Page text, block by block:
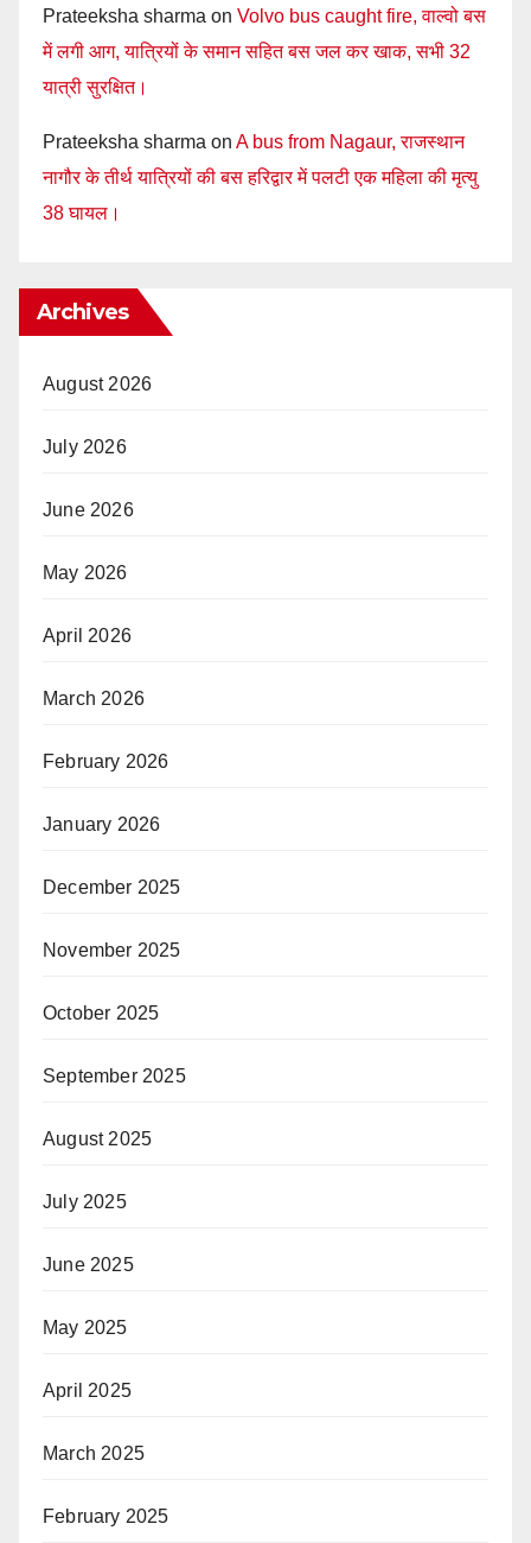
Prateeksha sharma on Volvo bus caught fire, वाल्वो बस
में लगी आग, यात्रियों के समान सहित बस जल कर खाक, सभी 32
यात्री सुरक्षित।
Prateeksha sharma on A bus from Nagaur, राजस्थान
नागौर के तीर्थ यात्रियों की बस हरिद्वार में पलटी एक महिला की मृत्यु
38 घायल।
Archives
August 2026
July 2026
June 2026
May 2026
April 2026
March 2026
February 2026
January 2026
December 2025
November 2025
October 2025
September 2025
August 2025
July 2025
June 2025
May 2025
April 2025
March 2025
February 2025